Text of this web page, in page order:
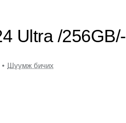
Ultra /256GB/-
• Шүүмж бичих